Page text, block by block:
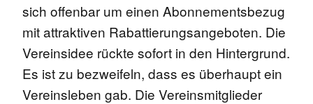
sich offenbar um einen Abonnementsbezug
mit attraktiven Rabattierungsangeboten. Die
Vereinsidee rückte sofort in den Hintergrund.
Es ist zu bezweifeln, dass es überhaupt ein
Vereinsleben gab. Die Vereinsmitglieder